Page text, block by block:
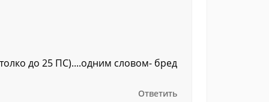
до 25 ПС)....одним словом- бред
Ответить